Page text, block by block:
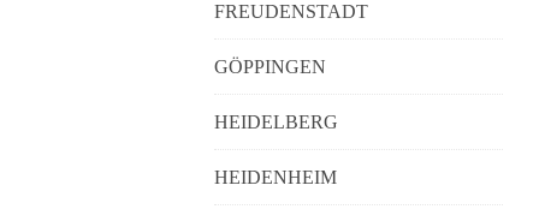
FREUDENSTADT
GÖPPINGEN
HEIDELBERG
HEIDENHEIM